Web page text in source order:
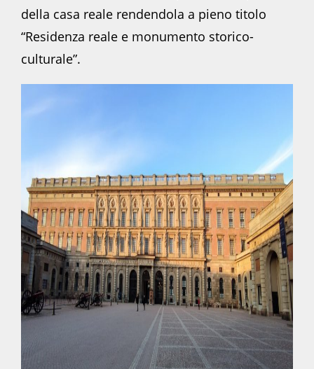
della casa reale rendendola a pieno titolo
“Residenza reale e monumento storico-
culturale”.